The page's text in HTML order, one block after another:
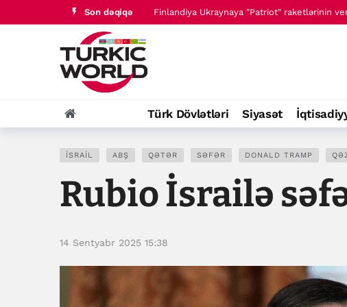
Son dəqiqə
Pakistan müsəlman ölkələrini İsrailə qarşı
Türk Dövlətləri Siyasət
İSRAIL ABŞ QƏTƏR SƏFƏR DONALD TRAMP
Rubio İsrailə
14 Sentyabr 2025 15:38